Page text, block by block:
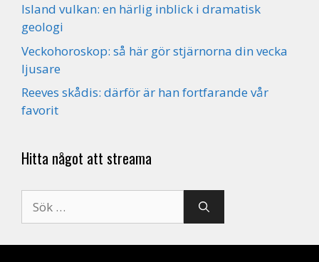
Island vulkan: en härlig inblick i dramatisk
geologi
Veckohoroskop: så här gör stjärnorna din vecka
ljusare
Reeves skådis: därför är han fortfarande vår
favorit
Hitta något att streama
efter: